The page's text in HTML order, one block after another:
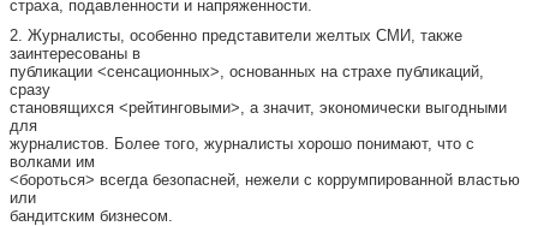
страха, подавленности и напряженности.
2. Журналисты, особенно представители желтых СМИ, также
заинтересованы в
публикации <сенсационных>, основанных на страхе публикаций,
сразу
становящихся <рейтинговыми>, а значит, экономически выгодными
для
журналистов. Более того, журналисты хорошо понимают, что с
волками им
<бороться> всегда безопасней, нежели с коррумпированной властью
или
бандитским бизнесом.